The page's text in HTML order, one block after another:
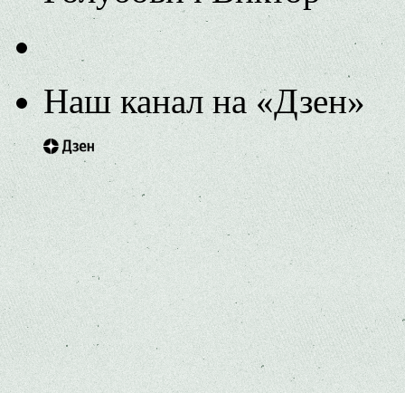
Наш канал на «Дзен»